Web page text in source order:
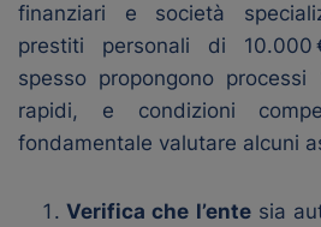
finanziari e società
prestiti personali di 10.000
spesso propongono
rapidi, e condizioni
fondamentale valutare alcuni
Verifica che l’entesia